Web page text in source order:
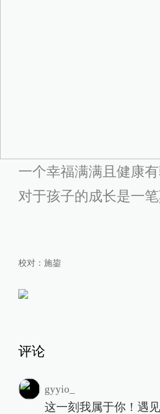
一个幸福满满且健康有
对于孩子的成长是一笔
校对： 施鋆
评论
gyyio_
这一刻我属于你！遇